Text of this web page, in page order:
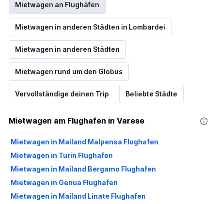
Mietwagen an Flughäfen
Mietwagen in anderen Städten in Lombardei
Mietwagen in anderen Städten
Mietwagen rund um den Globus
Vervollständige deinen Trip Beliebte Städte
Mietwagen am Flughafen in Varese
Mietwagen in Mailand Malpensa Flughafen
Mietwagen in Turin Flughafen
Mietwagen in Mailand Bergamo Flughafen
Mietwagen in Genua Flughafen
Mietwagen in Mailand Linate Flughafen